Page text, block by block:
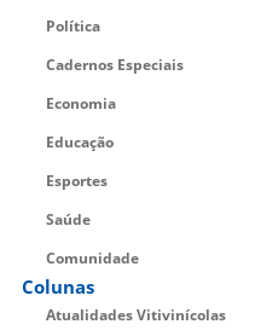
Política
Cadernos Especiais
Economia
Educação
Esportes
Saúde
Comunidade
Colunas
Atualidades Vitivinícolas